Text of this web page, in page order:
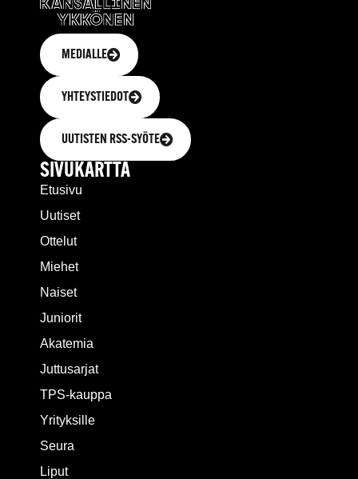
MEDIALLE
YHTEYSTIEDOT
UUTISTEN RSS-SYÖTE
SIVUKARTTA
Etusivu
Uutiset
Ottelut
Miehet
Naiset
Juniorit
Akatemia
Juttusarjat
TPS-kauppa
Yrityksille
Seura
Liput